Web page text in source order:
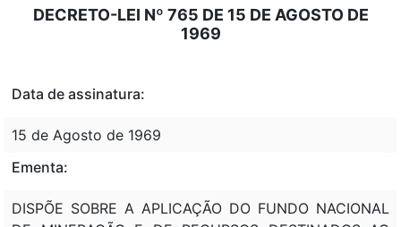
DECRETO-LEI Nº 765 DE 15 DE AGOSTO DE
1969
Data de assinatura:
15 de Agosto de 1969
Ementa:
DISPÕE SOBRE A APLICAÇÃO DO FUNDO NACIONAL